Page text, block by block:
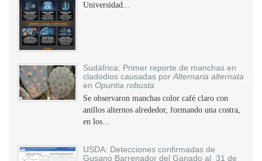
Universidad...
Sudáfrica: Primer reporte de manchas en
cladodios causadas por Alternaria alternata
en Opuntia robusta
Se observaron manchas color café claro con
anillos alternos alrededor, formando una costra,
en los...
USDA: Detecciones confirmadas de
Gusano Barrenador del Ganado al 31 de